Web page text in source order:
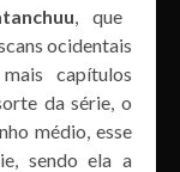
, que
ocidentais
capítulos
da série, o
médio, esse
sendo ela a